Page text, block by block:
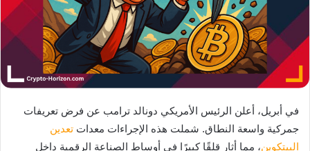
في أبريل، أعلن الرئيس الأمريكي دونالد ترامب عن فرض تعريفات
جمركية واسعة النطاق. شملت هذه الإجراءات معدات تعدين
البيتكوين، مما أثار قلقًا كبيرًا في أوساط الصناعة الرقمية داخل